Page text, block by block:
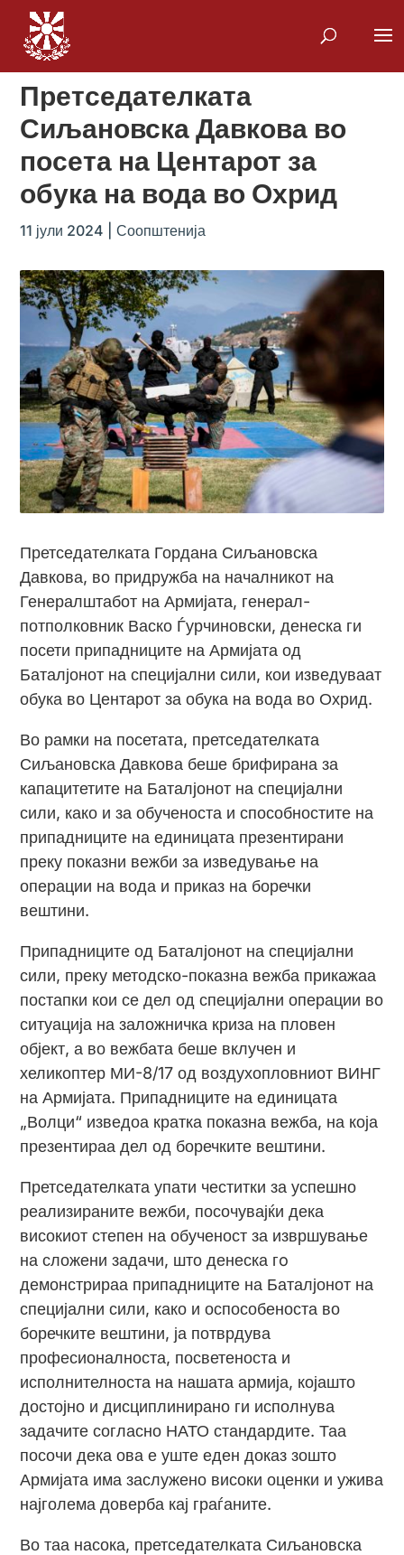
Претседателката
Сиљановска Давкова во
посета на Центарот за
обука на вода во Охрид
11 јули 2024 |Соопштенија
Претседателката Гордана Сиљановска
Давкова, во придружба на началникот на
Генералштабот на Армијата, генерал-
потполковник Васко Ѓурчиновски, денеска ги
посети припадниците на Армијата од
Баталјонот на специјални сили, кои изведуваат
обука во Центарот за обука на вода во Охрид.
Во рамки на посетата, претседателката
Сиљановска Давкова беше брифирана за
капацитетите на Баталјонот на специјални
сили, како и за обученоста и способностите на
припадниците на единицата презентирани
преку показни вежби за изведување на
операции на вода и приказ на боречки
вештини.
Припадниците од Баталјонот на специјални
сили, преку методско-показна вежба прикажаа
постапки кои се дел од специјални операции во
ситуација на заложничка криза на пловен
објект, а во вежбата беше вклучен и
хеликоптер МИ-8/17 од воздухопловниот ВИНГ
на Армијата. Припадниците на единицата
„Волци“ изведоа кратка показна вежба, на која
презентираа дел од боречките вештини.
Претседателката упати честитки за успешно
реализираните вежби, посочувајќи дека
високиот степен на обученост за извршување
на сложени задачи, што денеска гo
демонстрираа припадниците на Баталјонот на
специјални сили, како и оспособеноста во
боречките вештини, ја потврдува
професионалноста, посветеноста и
исполнителноста на нашата армија, којашто
достојно и дисциплинирано ги исполнува
задачите согласно НАТО стандардите. Таа
посочи дека ова е уште еден доказ зошто
Армијата има заслужено високи оценки и ужива
најголема доверба кај граѓаните.
Во таа насока, претседателката Сиљановска